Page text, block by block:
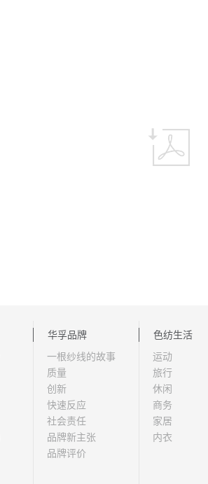
华孚品牌
一根纱线的故事
质量
创新
快速反应
社会责任
品牌新主张
品牌评价
色纺生活
运动
旅行
休闲
商务
家居
内衣